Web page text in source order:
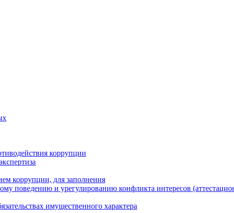
коррупции
коррупции, для заполнения
поведению и урегулированию конфликта интересов
имущественного характера